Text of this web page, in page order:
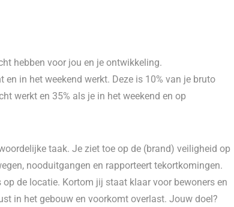
hebben voor jou en je ontwikkeling.
in het weekend werkt. Deze is 10% van je bruto
werkt en 35% als je in het weekend en op
taak. Je ziet toe op de (brand) veiligheid op
nooduitgangen en rapporteert tekortkomingen.
de locatie. Kortom jij staat klaar voor bewoners en
in het gebouw en voorkomt overlast. Jouw doel?